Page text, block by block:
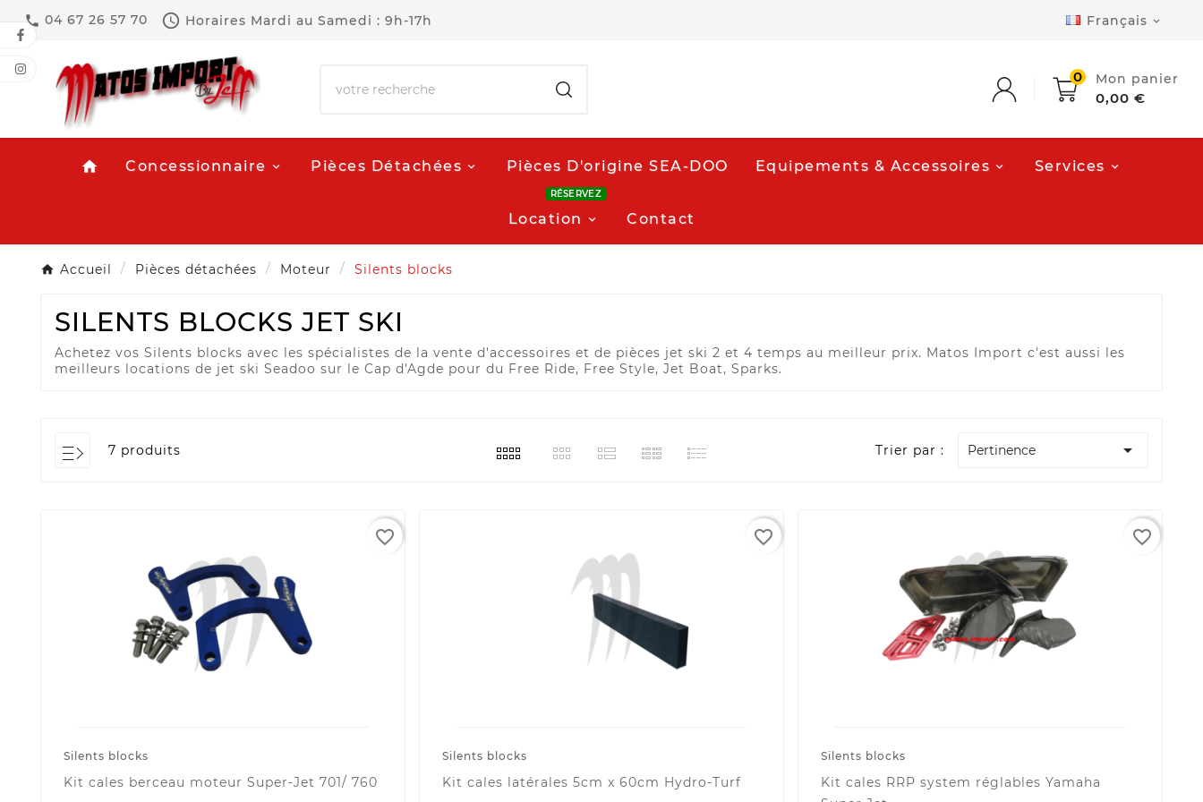
 04 67 26 57 70  Horaires Mardi au Samedi : 9h-17h Français 
0 Mon panier
0,00 €
home Concessionnaire Pièces Détachées Pièces D'origine SEA-DOO Equipements & Accessoires Services
Location
RÉSERVEZ
Contact
Accueil Pièces détachées Moteur Silents blocks
SILENTS BLOCKS JET SKI
Achetez vos Silents blocks avec les spécialistes de la vente d'accessoires et de pièces jet ski 2 et 4 temps au meilleur prix. Matos Import c'est aussi les
meilleurs locations de jet ski Seadoo sur le Cap d'Agde pour du Free Ride, Free Style, Jet Boat, Sparks.
7 produits Trier par : Pertinence 
Silents blocks
Kit cales berceau moteur Super-Jet 701/ 760
favorite_border
Silents blocks
Kit cales latérales 5cm x 60cm Hydro-Turf
favorite_border
Silents blocks
Kit cales RRP system réglables Yamaha
favorite_border